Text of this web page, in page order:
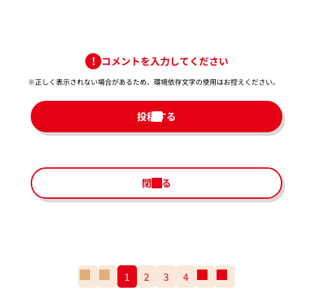
コメントを入力してください
※正しく表示されない場合があるため、環境依存文字の使用はお控えください。​
投稿する
閉じる
番
の
1 2 3 4
の
番